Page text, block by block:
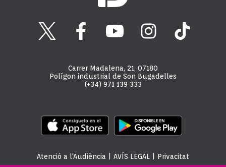
Carrer Madalena, 21, 07180
Polígon industrial de Son Bugadelles
(+34) 971 139 333
Atenció a l'Audiència AVÍS LEGAL Privacitat